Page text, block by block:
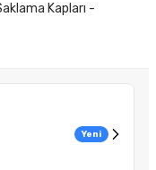
Yeni
Kapları -